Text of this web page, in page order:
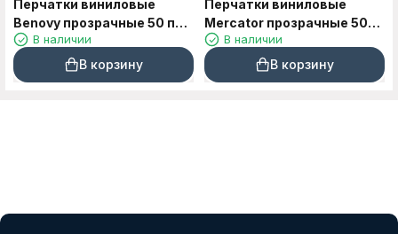
Перчатки виниловые
Benovy прозрачные 50 пар
M, LВ наличии
В корзину
Перчатки виниловые
Mercator прозрачные 50
пар S, M, L
В наличии
В корзину